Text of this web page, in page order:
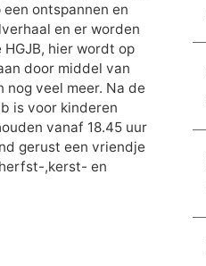
ontspannen en
en er worden
hier wordt op
door middel van
veel meer. Na de
is voor kinderen
vanaf 18.45 uur
gerust een vriendje
,kerst- en